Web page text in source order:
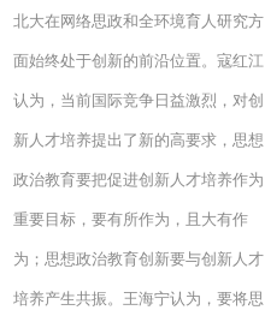
北大在网络思政和全环境育人研究方
面始终处于创新的前沿位置。寇红江
认为，当前国际竞争日益激烈，对创
新人才培养提出了新的高要求，思想
政治教育要把促进创新人才培养作为
重要目标，要有所作为，且大有作
为；思想政治教育创新要与创新人才
培养产生共振。王海宁认为，要将思